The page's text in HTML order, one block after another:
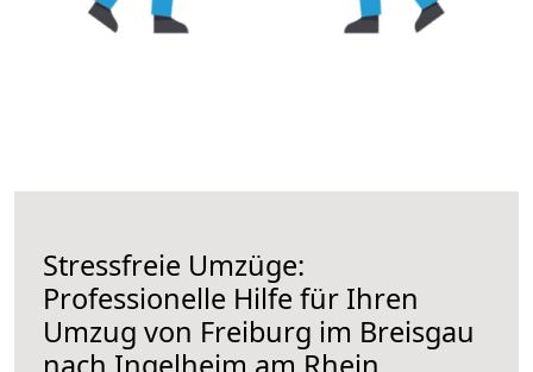
Stressfreie Umzüge:
Professionelle Hilfe für Ihren
Umzug von Freiburg im Breisgau